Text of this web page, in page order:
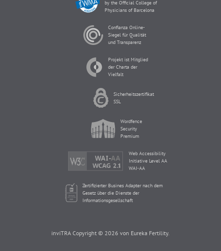
by the Official College of
Physicians of Barcelona
Confianza Online-
Siegel für Qualität
und Transparenz
Projekt ist Mitglied
der Charta der
Vielfalt
Sicherheitszertifikat
SSL
Wordfence
Security
Premium
Web Accessibility
Initiative Level AA
WAI-AA
Zertifizierter Busines Adapter nach dem
Gesetz über die Dienste der
Informationsgesellschaft
inviTRA Copyright © 2026 von Eureka Fertility.